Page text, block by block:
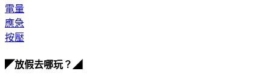
電量
應急
按壓
◤放假去哪玩？◢